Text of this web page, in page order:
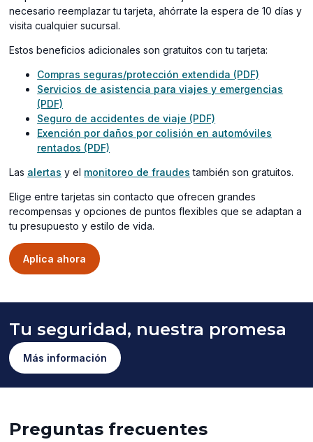
necesario reemplazar tu tarjeta, ahórrate la espera de 10 días y
visita cualquier sucursal.
Estos beneficios adicionales son gratuitos con tu tarjeta:
Compras seguras/protección extendida (PDF)
in
window)
Servicios de asistencia para viajes y emergencias
(PDF)
in
a
new
Seguro de accidentes de viaje (PDF)
in
window)
Exención por daños por colisión en automóviles
rentados (PDF)
a
window)
Las alertas y el monitoreo de fraudes también son gratuitos.
Elige entre tarjetas sin contacto que ofrecen grandes
recompensas y opciones de puntos flexibles que se adaptan a
tu presupuesto y estilo de vida.
Aplica ahora
Tu seguridad, nuestra promesa
Más información
Preguntas frecuentes